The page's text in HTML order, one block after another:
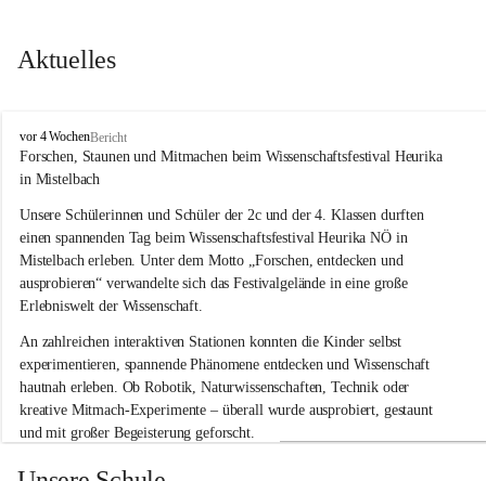
Aktuelles
V
o
l
s
s
c
u
l
e
G
l
o
g
g
n
i
vor 4 WochenBericht
Forschen, Staunen und Mitmachen beim Wissenschaftsfestival Heurika
in Mistelbach
Unsere Schülerinnen und Schüler der 2c und der 4. Klassen durften
einen spannenden Tag beim Wissenschaftsfestival Heurika NÖ in
Mistelbach erleben. Unter dem Motto „Forschen, entdecken und
ausprobieren“ verwandelte sich das Festivalgelände in eine große
Erlebniswelt der Wissenschaft.
An zahlreichen interaktiven Stationen konnten die Kinder selbst
experimentieren, spannende Phänomene entdecken und Wissenschaft
hautnah erleben. Ob Robotik, Naturwissenschaften, Technik oder
kreative Mitmach-Experimente – überall wurde ausprobiert, gestaunt
und mit großer Begeisterung geforscht.
Besonders beeindruckend war, dass Wissenschaftlerinnen und